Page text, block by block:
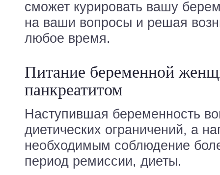
сможет курировать вашу
на ваши вопросы и решая
любое время.
Питание беременной
панкреатитом
Наступившая беременность
диетических ограничений, а
необходимым соблюдение
период ремиссии, диеты.